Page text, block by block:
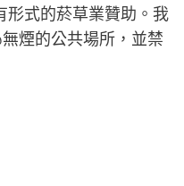
形式的菸草業贊助。我
煙的公共場所，並禁